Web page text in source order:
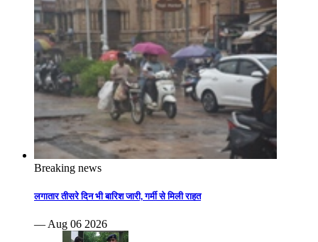
Breaking news
लगातार तीसरे दिन भी बारिश जारी, गर्मी से मिली राहत
— Aug 06 2026